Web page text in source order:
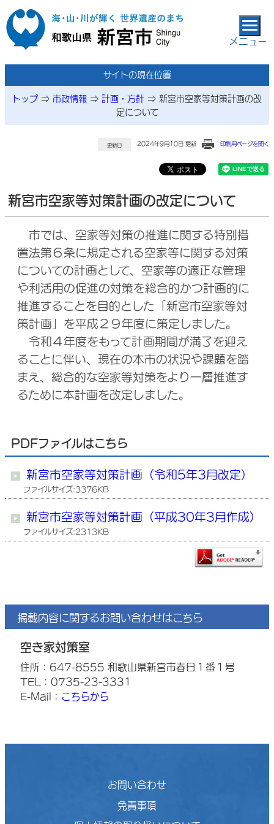
本文へ移動
メニュー
サイトの現在位置
トップ ⇒ 市政情報 ⇒ 計画・方針 ⇒ 新宮市空家等対策計画の改
定について
更新日 2024年9月10日 更新 印刷用ページを開く
新宮市空家等対策計画の改定について
市では、空家等対策の推進に関する特別措
置法第６条に規定される空家等に関する対策
についての計画として、空家等の適正な管理
や利活用の促進の対策を総合的かつ計画的に
推進することを目的とした「新宮市空家等対
策計画」を平成２９年度に策定しました。
令和４年度をもって計画期間が満了を迎え
ることに伴い、現在の本市の状況や課題を踏
まえ、総合的な空家等対策をより一層推進す
るために本計画を改定しました。
PDFファイルはこちら
新宮市空家等対策計画（令和5年3月改定）
ファイルサイズ:3376KB
新宮市空家等対策計画（平成30年3月作成）
ファイルサイズ:2313KB
掲載内容に関するお問い合わせはこちら
空き家対策室
住所：647-8555 和歌山県新宮市春日１番１号
TEL：0735-23-3331
E-Mail： こちらから
お問い合わせ
免責事項